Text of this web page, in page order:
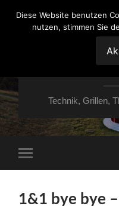
VON
Technik, Grillen,
Menü
1&1 bye bye
Diese Website benutzen
nutzen, stimmen Sie